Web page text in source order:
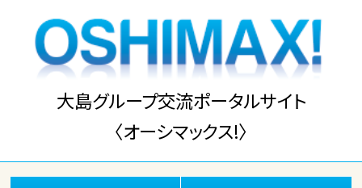
大島グループ交流ポータルサイト
〈オーシマックス!〉